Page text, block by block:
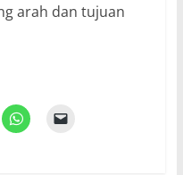
arah dan tujuan